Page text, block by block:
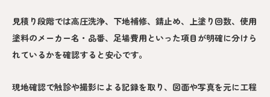
見積り段階では高圧洗浄、下地補修、錆止め、上塗り回数、使用
塗料のメーカー名・品番、足場費用といった項目が明確に分けら
れているかを確認すると安心です。
現地確認で触診や撮影による記録を取り、図面や写真を元に工程